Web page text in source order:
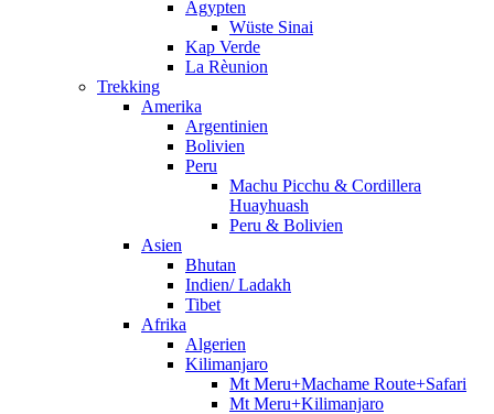
Ägypten
Wüste Sinai
Kap Verde
La Rèunion
Trekking
Amerika
Argentinien
Bolivien
Peru
Machu Picchu & Cordillera
Huayhuash
Peru & Bolivien
Asien
Bhutan
Indien/ Ladakh
Tibet
Afrika
Algerien
Kilimanjaro
Mt Meru+Machame Route+Safari
Mt Meru+Kilimanjaro